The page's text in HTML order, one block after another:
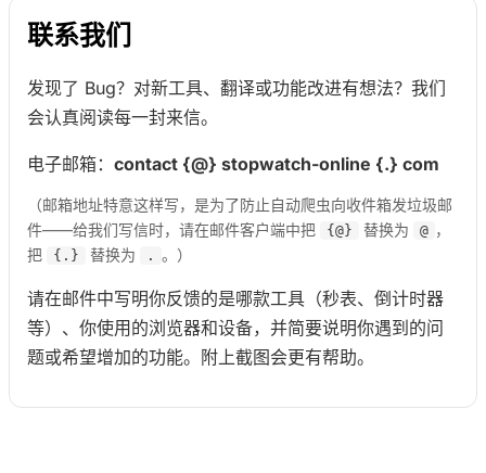
联系我们
发现了 Bug？对新工具、翻译或功能改进有想法？我们
会认真阅读每一封来信。
电子邮箱： contact {@} stopwatch-online {.} com
（邮箱地址特意这样写，是为了防止自动爬虫向收件箱发垃圾邮
件——给我们写信时，请在邮件客户端中把
{@} 替换为 @ ，
把
{.} 替换为 . 。）
请在邮件中写明你反馈的是哪款工具（秒表、倒计时器
等）、你使用的浏览器和设备，并简要说明你遇到的问
题或希望增加的功能。附上截图会更有帮助。